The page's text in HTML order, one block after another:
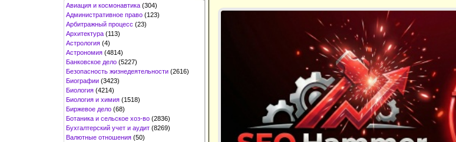
Авиация и космонавтика (304)
Административное право (123)
Арбитражный процесс (23)
Архитектура (113)
Астрология (4)
Астрономия (4814)
Банковское дело (5227)
Безопасность жизнедеятельности (2616)
Биографии (3423)
Биология (4214)
Биология и химия (1518)
Биржевое дело (68)
Ботаника и сельское хоз-во (2836)
Бухгалтерский учет и аудит (8269)
Валютные отношения (50)